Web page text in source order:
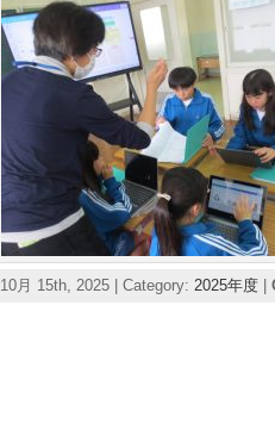
10月 15th, 2025 | Category: 2025年度|